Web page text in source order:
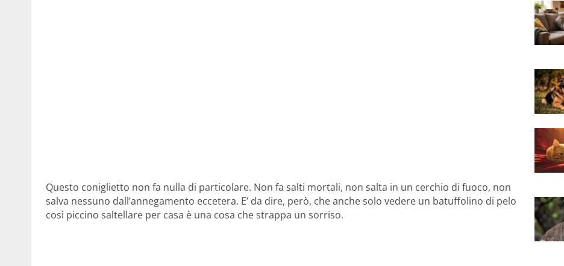
Questo coniglietto non fa nulla di particolare. Non fa salti mortali, non salta in un cerchio di fuoco, non
salva nessuno dall’annegamento eccetera. E’ da dire, però, che anche solo vedere un batuffolino di pelo
così piccino saltellare per casa è una cosa che strappa un sorriso.